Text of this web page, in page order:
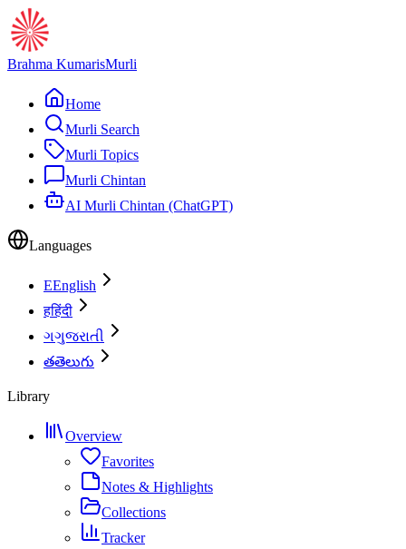
Brahma KumarisMurli
Home
Murli Search
Murli Topics
Murli Chintan
AI Murli Chintan (ChatGPT)
Languages
EEnglish
हहिंदी
ગગુજરાતી
తతెలుగు
Library
Overview
Favorites
Notes & Highlights
Collections
Tracker